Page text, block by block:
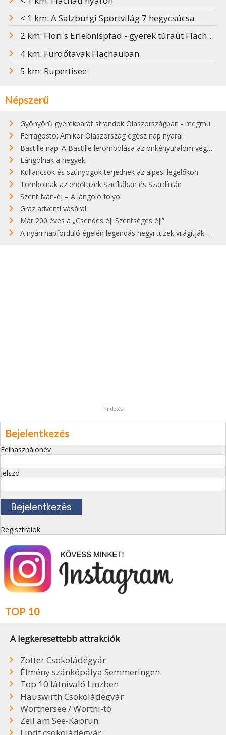
< 1 km: A Salzburgi Sportvilág 7 hegycsúcsa
2 km: Flori's Erlebnispfad - gyerek túraút Flachauban
4 km: Fürdőtavak Flachauban
5 km: Rupertisee
Népszerű
Gyönyörű gyerekbarát strandok Olaszországban - megmutatjuk a 15 legjobbat
Ferragosto: Amikor Olaszország egész nap nyaral
Bastille nap: A Bastille lerombolása az önkényuralom végét jelentette
Lángolnak a hegyek
Kullancsok és szúnyogok terjednek az alpesi legelőkön
Tombolnak az erdőtüzek Szicíliában és Szardínián
Szent Iván-éj – A lángoló folyó
Graz adventi vásárai
Már 200 éves a „Csendes éj! Szentséges éj!”
A nyári napforduló éjjelén legendás hegyi tüzek világítják meg Zugspitzét
hirdetés
Bejelentkezés
Felhasználónév
Jelszó
Regisztrálok
TOP 10
A legkeresettebb attrakciók
Zotter Csokoládégyár
Élmény szánkópálya Semmeringen
Top 10 látnivaló Linzben
Hauswirth Csokoládégyár
Wörthersee / Wörthi-tó
Zell am See-Kaprun